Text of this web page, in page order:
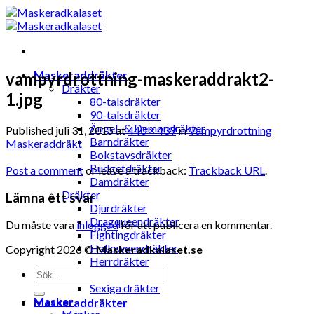
Skip
to
Maskeraddräkter
Dräkter
80-talsdräkter
90-talsdräkter
Ängel- & Demondräkter
Barndräkter
Bokstavsdräkter
Budgetdräkter
Damdräkter
Dräkter
Djurdräkter
Dragqueendräkter
Fightingdräkter
Halloweendräkter
Herrdräkter
Sexiga dräkter
Masker
vampyrdrottning-maskeraddrakt2-
1.jpg
Published juli 31, 2015at440 × 439inVampyrdrottning
Maskeraddräkt
Post a commentor leave a trackback: Trackback URL.
Lämna ett svar
Du måste vara inloggadför att publicera en kommentar.
Copyright 2026 ©Maskeradkalaset.se
Sök
efter:
Maskeraddräkter